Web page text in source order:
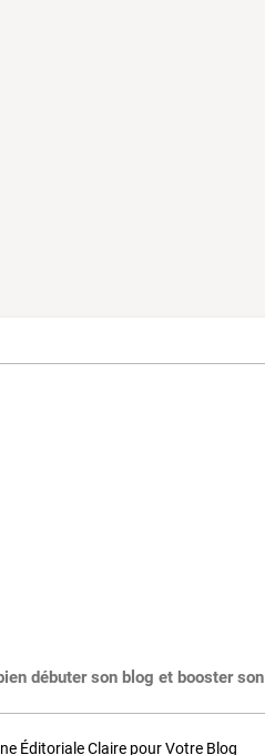
débuter son blog et booster son
Éditoriale Claire pour Votre Blog